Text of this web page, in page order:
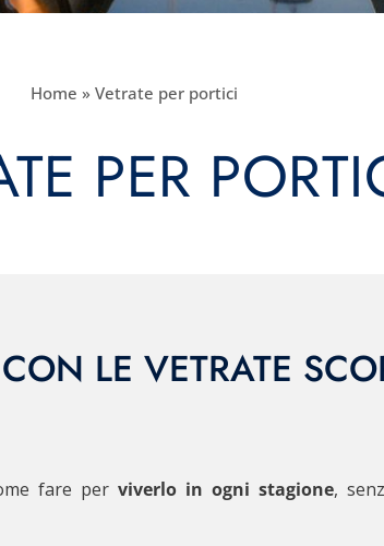
Home » Vetrate per portici
PER
LE VETRATE
fare per viverlo in ogni stagione,